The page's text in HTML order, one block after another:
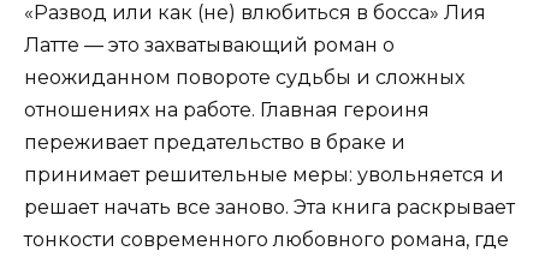
«Развод или как (не) влюбиться в босса» Лия
Латте — это захватывающий роман о
неожиданном повороте судьбы и сложных
отношениях на работе. Главная героиня
переживает предательство в браке и
принимает решительные меры: увольняется и
решает начать все заново. Эта книга раскрывает
тонкости современного любовного романа, где